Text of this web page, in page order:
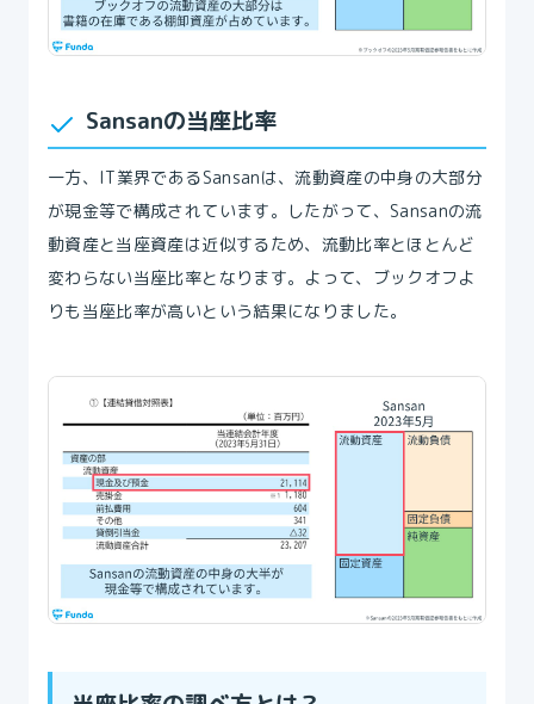
Sansanの当座比率
一方、IT業界であるSansanは、流動資産の中身の大部分
が現金等で構成されています。したがって、Sansanの流
動資産と当座資産は近似するため、流動比率とほとんど
変わらない当座比率となります。よって、ブックオフよ
りも当座比率が高いという結果になりました。